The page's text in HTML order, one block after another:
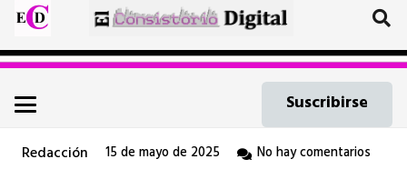
Suscribirse
Redacción 15 de mayo de 2025 No hay comentarios